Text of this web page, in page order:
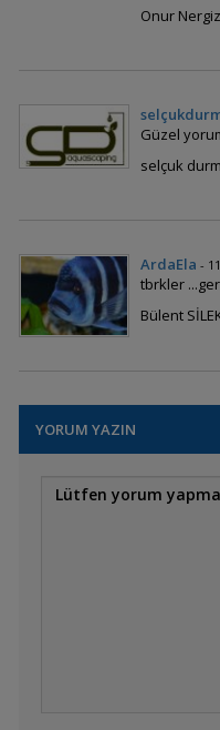
Onur Nergiz
Güzel
selçuk
ArdaEla -
tbrkler
Bülent
YORUM YAZIN